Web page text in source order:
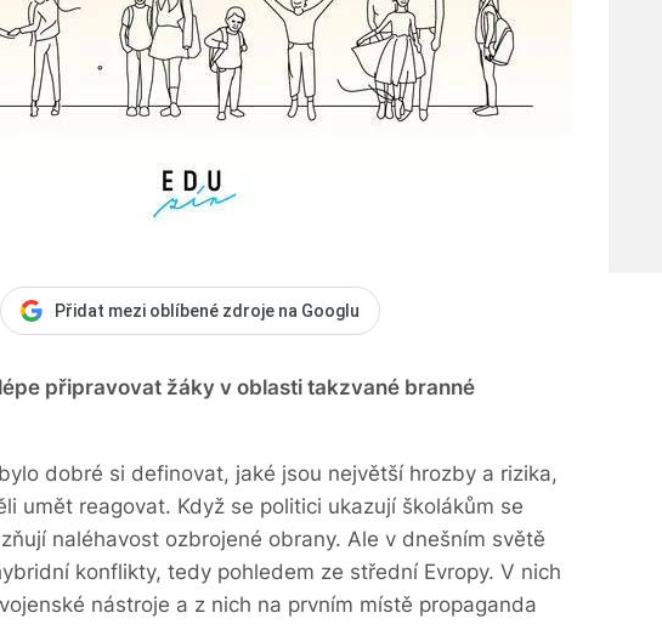
Přidat mezi oblíbené zdroje na Googlu
připravovat žáky v oblasti takzvané branné
dobré si definovat, jaké jsou největší hrozby a rizika,
umět reagovat. Když se politici ukazují školákům se
naléhavost ozbrojené obrany. Ale v dnešním světě
konflikty, tedy pohledem ze střední Evropy. V nich
nástroje a z nich na prvním místě propaganda